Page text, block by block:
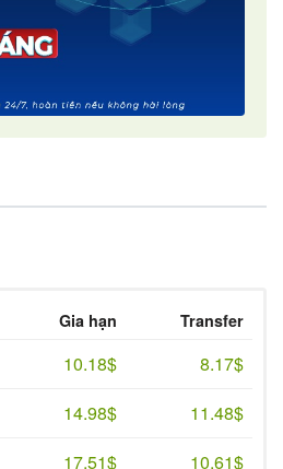
Gia hạn Transfer
10.18$
8.17$
14.98$
11.48$
17.51$
10.61$